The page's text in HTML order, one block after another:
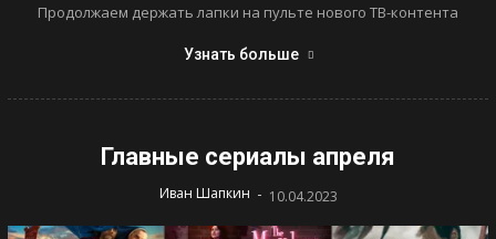
Продолжаем держать лапки на пульте нового ТВ-контента
Узнать больше
Главные сериалы апреля
Иван Шапкин - 10.04.2023